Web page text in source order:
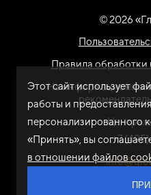
© 2026
Правила обработки
На информационном
+7 (495)
Этот сайт использует
работы и
персонализированного
«Принять», вы
в отношении файлов